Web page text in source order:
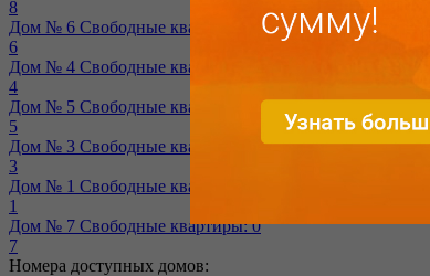
8
Дом № 6 Свободные квартиры: 0
6
Дом № 4 Свободные квартиры: 0
4
Дом № 5 Свободные квартиры: 0
5
Дом № 3 Свободные квартиры: 0
3
Дом № 1 Свободные квартиры: 0
1
Дом № 7 Свободные квартиры: 0
7
Номера доступных домов: